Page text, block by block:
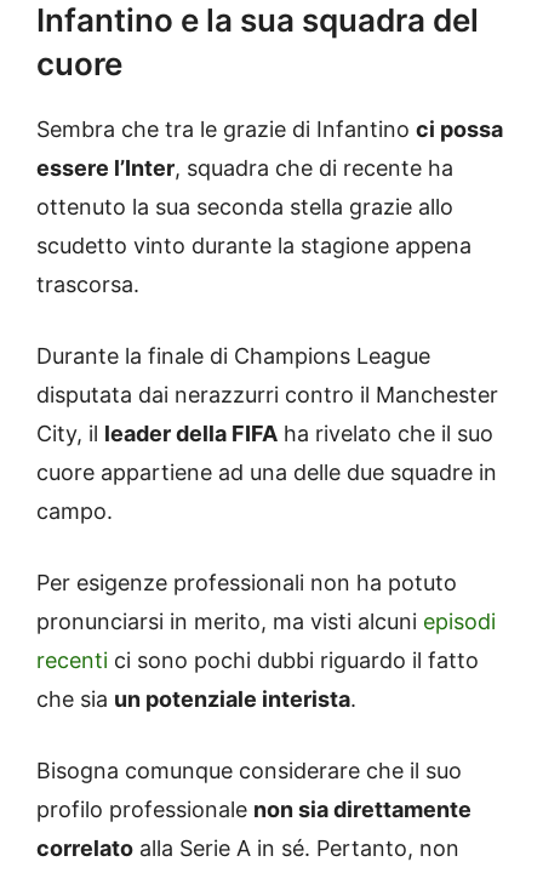
Infantino e la sua squadra del
cuore
Sembra che tra le grazie di Infantino ci possa
essere l’Inter, squadra che di recente ha
ottenuto la sua seconda stella grazie allo
scudetto vinto durante la stagione appena
trascorsa.
Durante la finale di Champions League
disputata dai nerazzurri contro il Manchester
City, il leader della FIFA ha rivelato che il suo
cuore appartiene ad una delle due squadre in
campo.
Per esigenze professionali non ha potuto
pronunciarsi in merito, ma visti alcuni episodi
recenti ci sono pochi dubbi riguardo il fatto
che sia un potenziale interista.
Bisogna comunque considerare che il suo
profilo professionale non sia direttamente
correlato alla Serie A in sé. Pertanto, non